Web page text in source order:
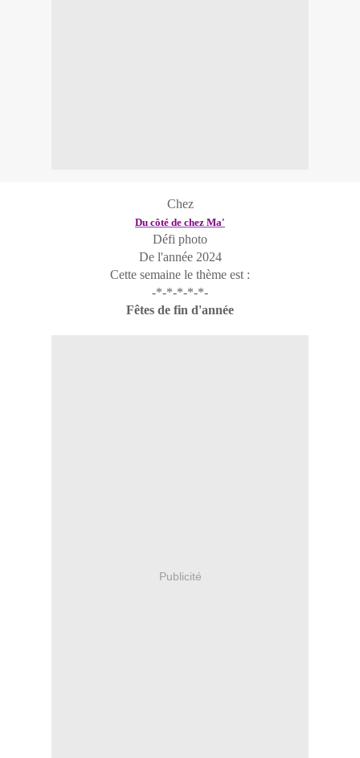
Chez
Du côté de chez Ma'
Défi photo
De l'année 2024
Cette semaine le thème est :
-*-*-*-*-*-
Fêtes de fin d'année
Publicité